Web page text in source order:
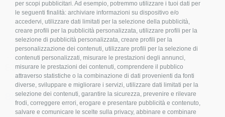
per scopi pubblicitari. Ad esempio, potremmo utilizzare i tuoi dati per
le seguenti finalità: archiviare informazioni su dispositivo e/o
accedervi, utilizzare dati limitati per la selezione della pubblicità,
creare profili per la pubblicità personalizzata, utilizzare profili per la
selezione di pubblicità personalizzata, creare profili per la
personalizzazione dei contenuti, utilizzare profili per la selezione di
contenuti personalizzati, misurare le prestazioni degli annunci,
misurare le prestazioni dei contenuti, comprendere il pubblico
attraverso statistiche o la combinazione di dati provenienti da fonti
diverse, sviluppare e migliorare i servizi, utilizzare dati limitati per la
selezione dei contenuti, garantire la sicurezza, prevenire e rilevare
frodi, correggere errori, erogare e presentare pubblicità e contenuto,
salvare e comunicare le scelte sulla privacy, abbinare e combinare
Codice Articolo
B298
BLISTER 6954-MM5,5X19-A2-10PZ.
15 Master Carton: pz Pallet: pz